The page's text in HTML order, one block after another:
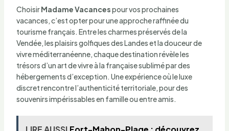
ChoisirMadame Vacancespour vos prochaines
vacances, c’est opter pour une approche raffinée du
tourisme français. Entre les charmes préservés de la
Vendée, les plaisirs golfiques des Landes et la douceur de
vivre méditerranéenne, chaque destination révèle les
trésors d’un art de vivre à la française sublimé par des
hébergements d’exception. Une expérience où le luxe
discret rencontre l’authenticité territoriale, pour des
souvenirs impérissables en famille ou entre amis.